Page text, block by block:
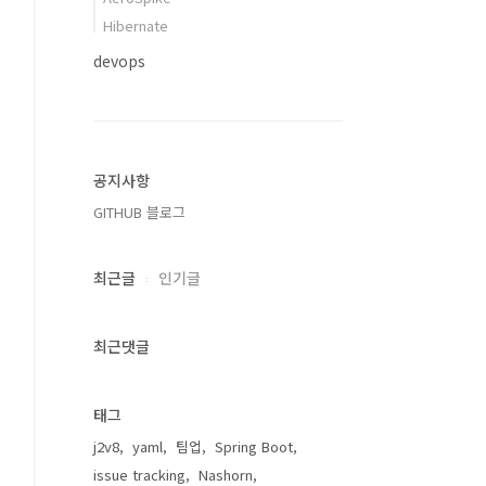
Hibernate
devops
공지사항
GITHUB 블로그
최근글 인기글
최근댓글
태그
j2v8 yaml 팀업
Spring Boot
issue tracking
Nashorn